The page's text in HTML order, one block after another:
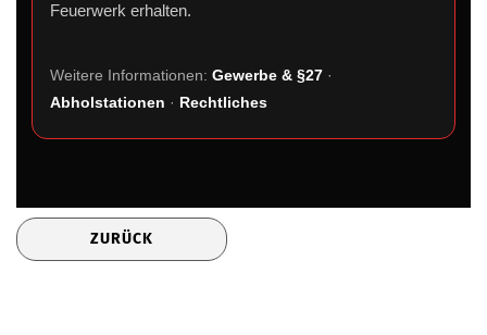
Feuerwerk erhalten.
Weitere Informationen: Gewerbe & §27 ·
Abholstationen · Rechtliches
ZURÜCK